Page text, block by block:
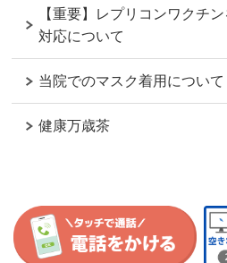
【重要】レプリコンワクチ
対応について
当院でのマスク着用について
健康万歳茶